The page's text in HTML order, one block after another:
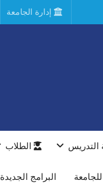
إدارة الجامعة
التدريس الطلاب
البرامج الجديدة